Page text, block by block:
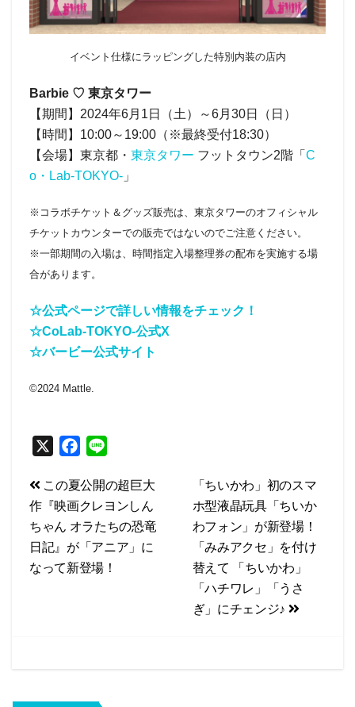
イベント仕様にラッピングした特別内装の店内
Barbie ♡ 東京タワー
【期間】2024年6月1日（土）～6月30日（日）
【時間】10:00～19:00（※最終受付18:30）
【会場】東京都・ 東京タワー フットタウン2階「 C
o・Lab-TOKYO- 」
※コラボチケット＆グッズ販売は、東京タワーのオフィシャル
チケットカウンターでの販売ではないのでご注意ください。
※⼀部期間の⼊場は、時間指定⼊場整理券の配布を実施する場
合があります。
☆公式ページで詳しい情報をチェック！
☆CoLab-TOKYO-公式X
☆バービー公式サイト
©︎2024 Mattle.
c
e
b
o
o
n
e
投
稿
ナ
ビ
「ちいかわ」初のスマ
ホ型液晶玩具「ちいか
わフォン」が新登場！
「みみアクセ」を付け
替えて 「ちいかわ」
「ハチワレ」「うさ
ぎ」にチェンジ♪
この夏公開の超巨大
作『映画クレヨンしん
ちゃん オラたちの恐竜
日記』が「アニア」に
なって新登場！